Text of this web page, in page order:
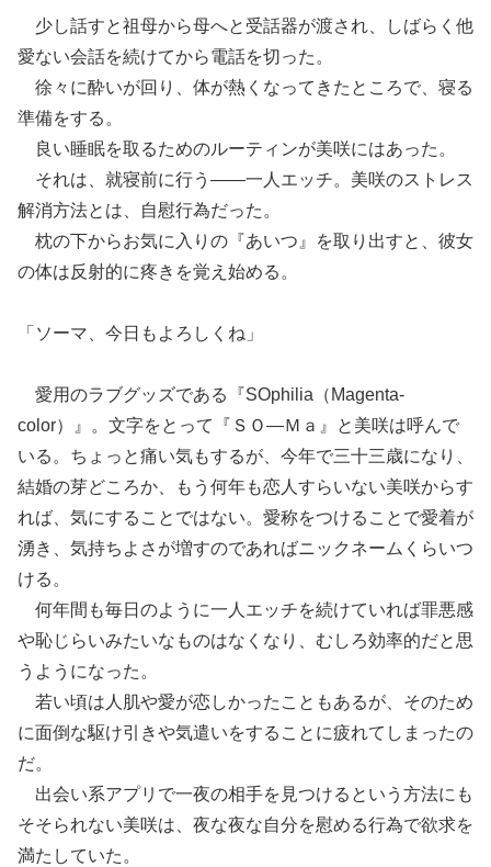
少し話すと祖母から母へと受話器が渡され、しばらく他
愛ない会話を続けてから電話を切った。
徐々に酔いが回り、体が熱くなってきたところで、寝る
準備をする。
良い睡眠を取るためのルーティンが美咲にはあった。
それは、就寝前に行う――一人エッチ。美咲のストレス
解消方法とは、自慰行為だった。
枕の下からお気に入りの『あいつ』を取り出すと、彼女
の体は反射的に疼きを覚え始める。
「ソーマ、今日もよろしくね」
愛用のラブグッズである『SOphilia（Magenta-
color）』。文字をとって『ＳＯ―Ｍａ』と美咲は呼んで
いる。ちょっと痛い気もするが、今年で三十三歳になり、
結婚の芽どころか、もう何年も恋人すらいない美咲からす
れば、気にすることではない。愛称をつけることで愛着が
湧き、気持ちよさが増すのであればニックネームくらいつ
ける。
何年間も毎日のように一人エッチを続けていれば罪悪感
や恥じらいみたいなものはなくなり、むしろ効率的だと思
うようになった。
若い頃は人肌や愛が恋しかったこともあるが、そのため
に面倒な駆け引きや気遣いをすることに疲れてしまったの
だ。
出会い系アプリで一夜の相手を見つけるという方法にも
そそられない美咲は、夜な夜な自分を慰める行為で欲求を
満たしていた。